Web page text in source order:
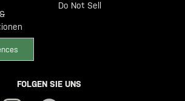
Do Not Sell
FOLGEN SIE UNS